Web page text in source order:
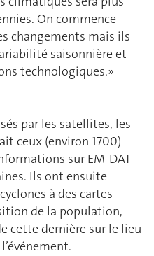
On commence
changements mais ils
saisonnière et
technologiques.»
par les satellites, les
ceux (environ 1700)
sur EM-DAT
Ils ont ensuite
à des cartes
de la population,
cette dernière sur le lieu